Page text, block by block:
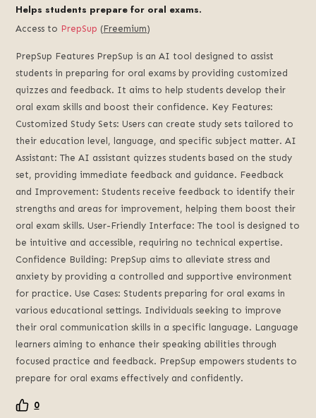
Helps students prepare for oral exams.
Access to PrepSup (Freemium)
PrepSup Features PrepSup is an AI tool designed to assist
students in preparing for oral exams by providing customized
quizzes and feedback. It aims to help students develop their
oral exam skills and boost their confidence. Key Features:
Customized Study Sets: Users can create study sets tailored to
their education level, language, and specific subject matter. AI
Assistant: The AI assistant quizzes students based on the study
set, providing immediate feedback and guidance. Feedback
and Improvement: Students receive feedback to identify their
strengths and areas for improvement, helping them boost their
oral exam skills. User-Friendly Interface: The tool is designed to
be intuitive and accessible, requiring no technical expertise.
Confidence Building: PrepSup aims to alleviate stress and
anxiety by providing a controlled and supportive environment
for practice. Use Cases: Students preparing for oral exams in
various educational settings. Individuals seeking to improve
their oral communication skills in a specific language. Language
learners aiming to enhance their speaking abilities through
focused practice and feedback. PrepSup empowers students to
prepare for oral exams effectively and confidently.
0